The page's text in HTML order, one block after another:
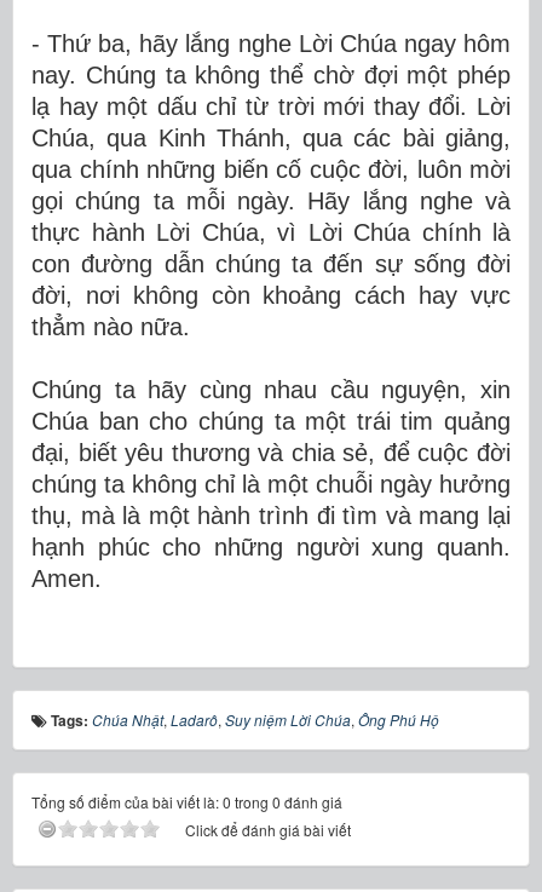
- Thứ ba, hãy lắng nghe Lời Chúa ngay hôm
nay. Chúng ta không thể chờ đợi một phép
lạ hay một dấu chỉ từ trời mới thay đổi. Lời
Chúa, qua Kinh Thánh, qua các bài giảng,
qua chính những biến cố cuộc đời, luôn mời
gọi chúng ta mỗi ngày. Hãy lắng nghe và
thực hành Lời Chúa, vì Lời Chúa chính là
con đường dẫn chúng ta đến sự sống đời
đời, nơi không còn khoảng cách hay vực
thẳm nào nữa.
Chúng ta hãy cùng nhau cầu nguyện, xin
Chúa ban cho chúng ta một trái tim quảng
đại, biết yêu thương và chia sẻ, để cuộc đời
chúng ta không chỉ là một chuỗi ngày hưởng
thụ, mà là một hành trình đi tìm và mang lại
hạnh phúc cho những người xung quanh.
Amen.
Tags: Chúa Nhật, Ladarô, Suy niệm Lời Chúa, Ông Phú Hộ
Tổng số điểm của bài viết là: 0 trong 0 đánh giá
Click để đánh giá bài viết